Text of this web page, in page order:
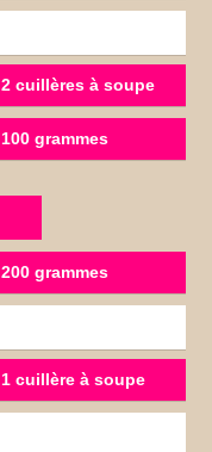
2 cuillères à soupe
100 grammes
200 grammes
1 cuillère à soupe